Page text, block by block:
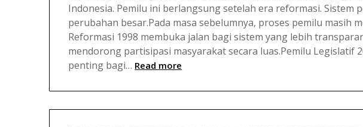
Indonesia. Pemilu ini berlangsung setelah era reformasi. Sistem
perubahan besar.Pada masa sebelumnya, proses pemilu masih
Reformasi 1998 membuka jalan bagi sistem yang lebih
mendorong partisipasi masyarakat secara luas.Pemilu Legislatif
penting bagi… Read more